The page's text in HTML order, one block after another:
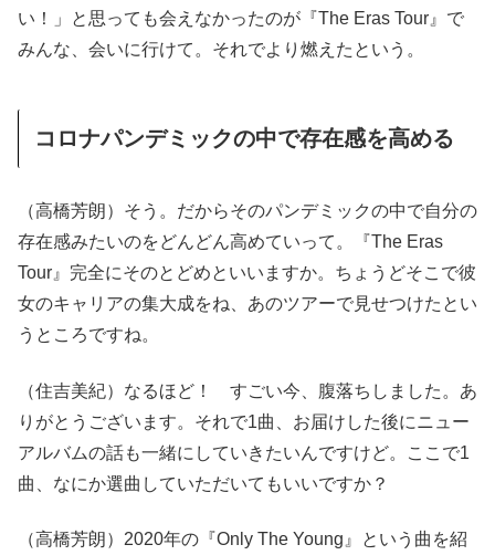
い！」と思っても会えなかったのが『The Eras Tour』で
みんな、会いに行けて。それでより燃えたという。
コロナパンデミックの中で存在感を高める
（高橋芳朗）そう。だからそのパンデミックの中で自分の
存在感みたいのをどんどん高めていって。『The Eras
Tour』完全にそのとどめといいますか。ちょうどそこで彼
女のキャリアの集大成をね、あのツアーで見せつけたとい
うところですね。
（住吉美紀）なるほど！ すごい今、腹落ちしました。あ
りがとうございます。それで1曲、お届けした後にニュー
アルバムの話も一緒にしていきたいんですけど。ここで1
曲、なにか選曲していただいてもいいですか？
（高橋芳朗）2020年の『Only The Young』という曲を紹